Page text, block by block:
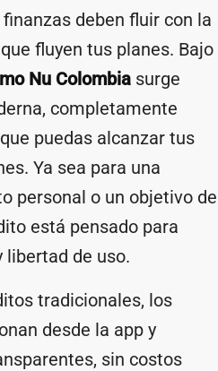
deben fluir con la
fluyen tus planes. Bajo
Nu Colombia surge
completamente
puedas alcanzar tus
Ya sea para una
personal o un objetivo de
está pensado para
libertad de uso.
tradicionales, los
desde la app y
sin costos